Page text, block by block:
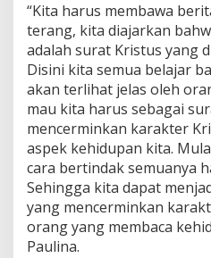
“Kita harus membawa
terang, kita diajarkan
adalah surat Kristus yang
Disini kita semua belajar
akan terlihat jelas oleh
mau kita harus sebagai
mencerminkan karakter
aspek kehidupan kita.
cara bertindak semuanya
Sehingga kita dapat
yang mencerminkan
orang yang membaca
Paulina.